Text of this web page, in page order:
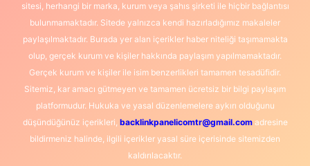
sitesi, herhangi bir marka, kurum veya şahıs şirketi ile hiçbir bağlantısı
bulunmamaktadır. Sitede yalnızca kendi hazırladığımız makaleler
paylaşılmaktadır. Burada yer alan içerikler haber niteliği taşımamakta
olup, gerçek kurum ve kişiler hakkında paylaşım yapılmamaktadır.
Gerçek kurum ve kişiler ile isim benzerlikleri tamamen tesadüfidir.
Sitemiz, kar amacı gütmeyen ve tamamen ücretsiz bir bilgi paylaşım
platformudur. Hukuka ve yasal düzenlemelere aykırı olduğunu
düşündüğünüz içerikleri, backlinkpanelicomtr@gmail.comadresine
bildirmeniz halinde, ilgili içerikler yasal süre içerisinde sitemizden
kaldırılacaktır.